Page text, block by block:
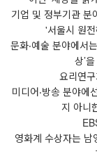
기업 및 정부기관
'서울시 원
문화‧예술 분야에서
상’
요리연
미디어‧방송 분야
지 아니
영화계 수상자는